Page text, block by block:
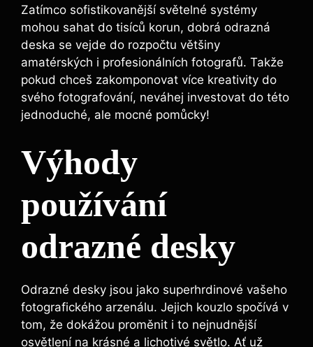
Zatímco ‌sofistikovanější‌ světelné systémy
mohou sahat do tisíců korun, dobrá odrazná
deska se vejde do rozpočtu⁢ většiny
amatérských i⁣ profesionálních fotografů. Takže
pokud chceš zakomponovat více kreativity do
svého fotografování,⁢ neváhej investovat do‍ této
jednoduché, ale mocné⁢ pomůcky!
Výhody⁢
používání
odrazné desky
Odrazné desky‍ jsou jako⁤ superhrdinové vašeho
fotografického arzenálu. Jejich kouzlo ‌spočívá v
tom, že dokážou​ proměnit i ‍to nejnudnější
‍osvětlení na krásné a ‍lichotivé světlo. Ať ‌už